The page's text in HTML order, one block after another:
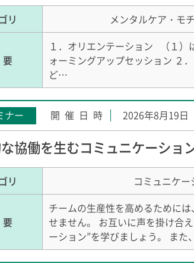
リ メンタルケア・モ
１．オリエンテーション （１
ォーミングアップセッション ２
ど…
ナー 2026年8月19日
協働を生むコミュニケーショ
リ コミュニケー
チームの生産性を高めるために
せません。 お互いに声を掛け合
ーション”を学びましょう。 ま